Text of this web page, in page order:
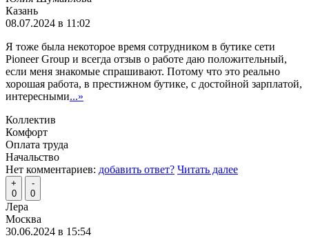
Казань
08.07.2024 в 11:02
Я тоже была некоторое время сотрудником в бутике сети
Pioneer Group и всегда отзыв о работе даю положительный,
если меня знакомые спрашивают. Потому что это реально
хорошая работа, в престижном бутике, с достойной зарплатой,
интересными...»
Коллектив
Комфорт
Оплата труда
Начальство
Нет комментариев: добавить ответ? Читать далее
+
0
-
0
Лера
Москва
30.06.2024 в 15:54